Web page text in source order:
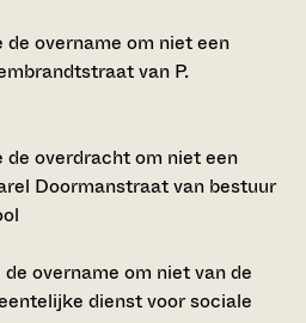
overname om niet een
van P.
overdracht om niet een
Doormanstraat van bestuur
overname om niet van de
dienst voor sociale